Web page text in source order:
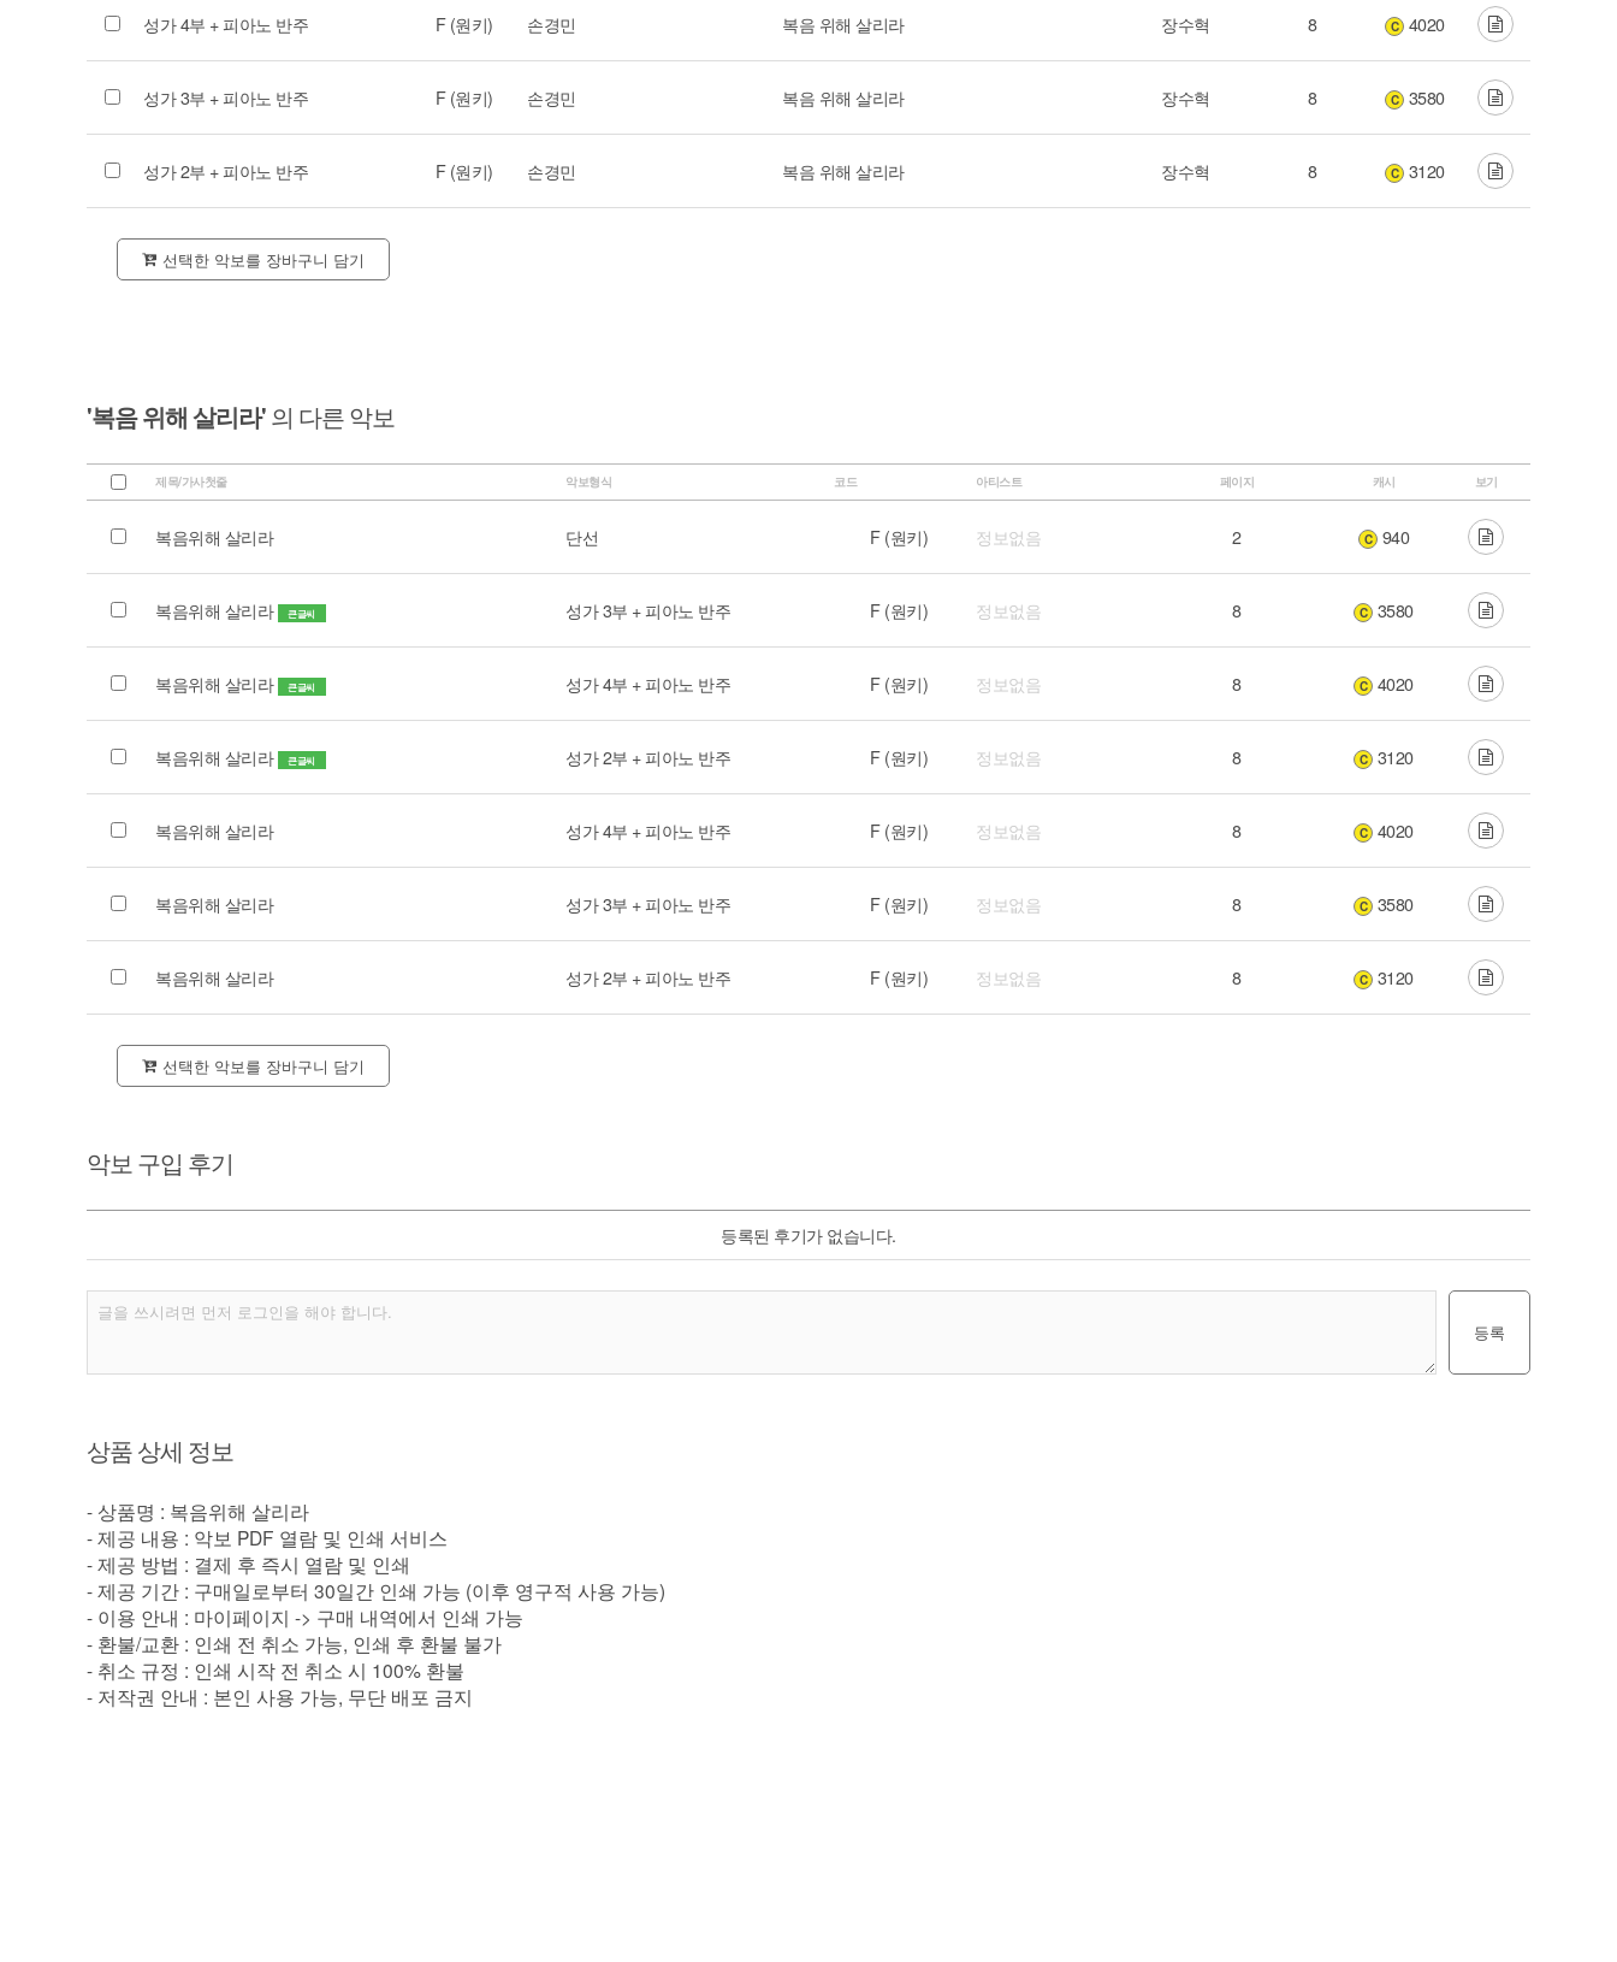
성가 4부 + 피아노 반주 F (원키) 손경민 복음 위해 살리라 장수혁 8 C 4020
성가 3부 + 피아노 반주 F (원키) 손경민 복음 위해 살리라 장수혁 8 C 3580
성가 2부 + 피아노 반주 F (원키) 손경민 복음 위해 살리라 장수혁 8 C 3120
선택한 악보를 장바구니 담기
'복음 위해 살리라'의 다른 악보
제목/가사첫줄 악보형식 코드 아티스트 페이지 캐시 보기
복음위해 살리라 단선 F (원키) 정보없음 2 C 940
복음위해 살리라 큰글씨 성가 3부 + 피아노 반주 F (원키) 정보없음 8 C 3580
복음위해 살리라 큰글씨 성가 4부 + 피아노 반주 F (원키) 정보없음 8 C 4020
복음위해 살리라 큰글씨 성가 2부 + 피아노 반주 F (원키) 정보없음 8 C 3120
복음위해 살리라 성가 4부 + 피아노 반주 F (원키) 정보없음 8 C 4020
복음위해 살리라 성가 3부 + 피아노 반주 F (원키) 정보없음 8 C 3580
복음위해 살리라 성가 2부 + 피아노 반주 F (원키) 정보없음 8 C 3120
선택한 악보를 장바구니 담기
악보 구입 후기
등록된 후기가 없습니다.
상품 상세 정보
- 상품명 : 복음위해 살리라
- 제공 내용 : 악보 PDF 열람 및 인쇄 서비스
- 제공 방법 : 결제 후 즉시 열람 및 인쇄
- 제공 기간 : 구매일로부터 30일간 인쇄 가능 (이후 영구적 사용 가능)
- 이용 안내 : 마이페이지 -> 구매 내역에서 인쇄 가능
- 환불/교환 : 인쇄 전 취소 가능, 인쇄 후 환불 불가
- 취소 규정 : 인쇄 시작 전 취소 시 100% 환불
- 저작권 안내 : 본인 사용 가능, 무단 배포 금지